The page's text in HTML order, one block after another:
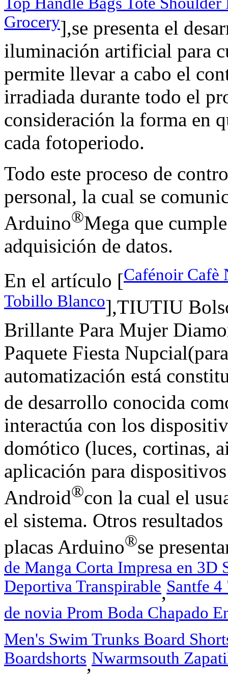
Grocery],se presenta el
iluminación artificial para
permite llevar a cabo el
irradiada durante todo el
consideración la forma en
cada fotoperiodo.
Todo este proceso de
personal, la cual se
Arduino®Mega que
adquisición de datos.
En el artículo [Cafénoir Cafè
Tobillo Blanco],TIUTIU
Brillante Para Mujer
Paquete Fiesta
automatización está
de desarrollo conocida
interactúa con los
domótico (luces, cortinas,
aplicación para
Android®con la cual el
el sistema. Otros
placas Arduino®se
de Manga Corta Impresa en 3D
Deportiva Transpirable,Santfe
de novia Prom Boda Chapado
Men's Swim Trunks Board
Boardshorts,Nwarmsouth